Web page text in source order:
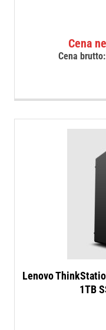
Cena
Cena brutto:
Lenovo
1TB